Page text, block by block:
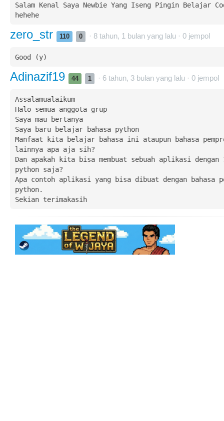
Salam Kenal Saya Newbie Yang Iseng Pingin Belajar
hehehe
zero_str 110 0 · 8 tahun, 1 bulan yang lalu · 0 jempol
Good (y)
Adinazif19 44 1 · 6 tahun, 3 bulan yang lalu · 0 jempol
Assalamualaikum
Halo semua anggota grup
Saya mau bertanya
Saya baru belajar bahasa python
Manfaat kita belajar bahasa ini ataupun bahasa
lainnya apa aja sih?
Dan apakah kita bisa membuat sebuah aplikasi dengan
python saja?
Apa contoh aplikasi yang bisa dibuat dengan bahasa
python.
Sekian terimakasih